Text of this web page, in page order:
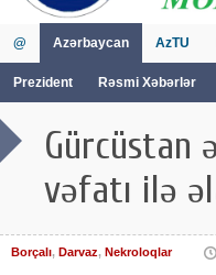
@ Azərbaycan
Prezident Rəsmi Xəbərlər
AzTU
Gürcüstan
vəfatı ilə
Borçalı, Darvaz, Nekroloqlar